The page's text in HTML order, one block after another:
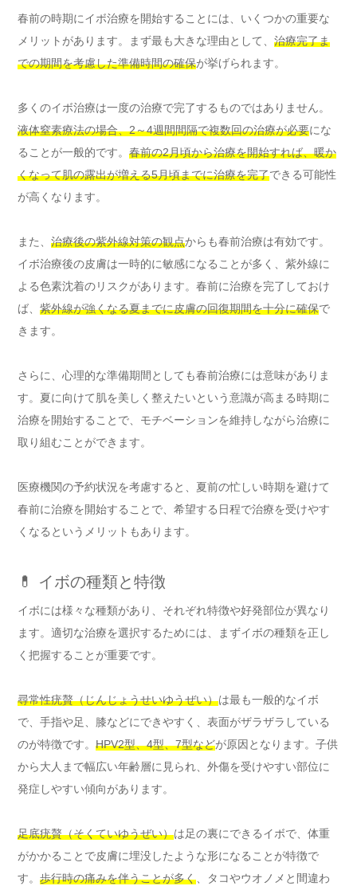
春前の時期にイボ治療を開始することには、いくつかの重要な
メリットがあります。まず最も大きな理由として、 治療完了ま
での期間を考慮した準備時間の確保が挙げられます。
多くのイボ治療は一度の治療で完了するものではありません。
液体窒素療法の場合、2～4週間間隔で複数回の治療が必要にな
ることが一般的です。 春前の2月頃から治療を開始すれば、暖か
くなって肌の露出が増える5月頃までに治療を完了できる可能性
が高くなります。
また、 治療後の紫外線対策の観点からも春前治療は有効です。
イボ治療後の皮膚は一時的に敏感になることが多く、紫外線に
よる色素沈着のリスクがあります。春前に治療を完了しておけ
ば、 紫外線が強くなる夏までに皮膚の回復期間を十分に確保で
きます。
さらに、心理的な準備期間としても春前治療には意味がありま
す。夏に向けて肌を美しく整えたいという意識が高まる時期に
治療を開始することで、モチベーションを維持しながら治療に
取り組むことができます。
医療機関の予約状況を考慮すると、夏前の忙しい時期を避けて
春前に治療を開始することで、希望する日程で治療を受けやす
くなるというメリットもあります。
💊 イボの種類と特徴
イボには様々な種類があり、それぞれ特徴や好発部位が異なり
ます。適切な治療を選択するためには、まずイボの種類を正し
く把握することが重要です。
尋常性疣贅（じんじょうせいゆうぜい）は最も一般的なイボ
で、手指や足、膝などにできやすく、表面がザラザラしている
のが特徴です。 HPV2型、4型、7型などが原因となります。子供
から大人まで幅広い年齢層に見られ、外傷を受けやすい部位に
発症しやすい傾向があります。
足底疣贅（そくていゆうぜい）は足の裏にできるイボで、体重
がかかることで皮膚に埋没したような形になることが特徴で
す。 歩行時の痛みを伴うことが多く 、タコやウオノメと間違わ